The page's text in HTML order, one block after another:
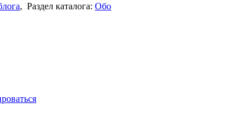
, Раздел каталога: Обо